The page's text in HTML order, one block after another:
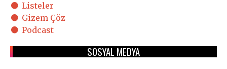
Listeler
Gizem Çöz
Podcast
SOSYAL MEDYA